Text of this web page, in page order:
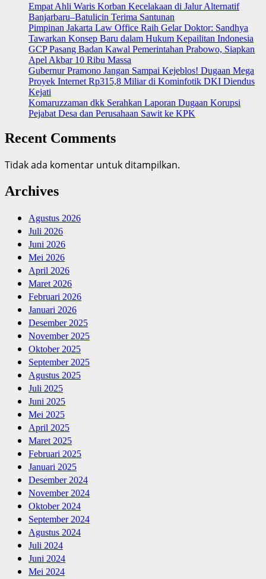
Empat Ahli Waris Korban Kecelakaan di Jalur Alternatif
Banjarbaru–Batulicin Terima Santunan
Pimpinan Jakarta Law Office Raih Gelar Doktor: Sandhya
Tawarkan Konsep Baru dalam Hukum Kepailitan Indonesia
‎GCP Pasang Badan Kawal Pemerintahan Prabowo, Siapkan
Apel Akbar 10 Ribu Massa
Gubernur Pramono Jangan Sampai Kejeblos! Dugaan Mega
Proyek Internet Rp315,8 Miliar di Kominfotik DKI Diendus
Kejati
Komaruzzaman dkk Serahkan Laporan Dugaan Korupsi
Pejabat Desa dan Perusahaan Sawit ke KPK
Recent Comments
Tidak ada komentar untuk ditampilkan.
Archives
Agustus 2026
Juli 2026
Juni 2026
Mei 2026
April 2026
Maret 2026
Februari 2026
Januari 2026
Desember 2025
November 2025
Oktober 2025
September 2025
Agustus 2025
Juli 2025
Juni 2025
Mei 2025
April 2025
Maret 2025
Februari 2025
Januari 2025
Desember 2024
November 2024
Oktober 2024
September 2024
Agustus 2024
Juli 2024
Juni 2024
Mei 2024